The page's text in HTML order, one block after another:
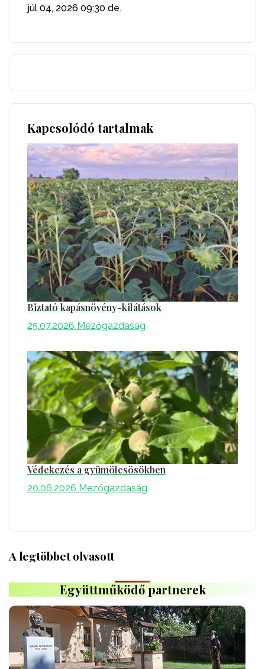
júl 04, 2026 09:30 de.
Kapcsolódó tartalmak
Biztató kapásnövény-kilátások
25.07.2026 Mezőgazdaság
Védekezés a gyümölcsösökben
20.06.2026 Mezőgazdaság
A legtöbbet olvasott
Együttműködő partnerek